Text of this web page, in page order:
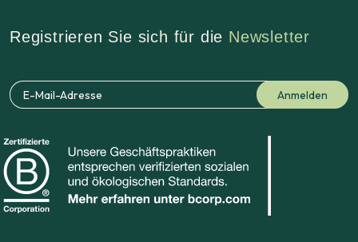
Registrieren Sie sich für die Newsletter